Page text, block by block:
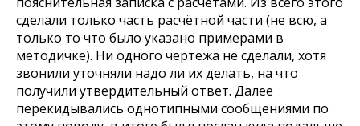
сделали только часть расчётной части (не всю, а
только то что было указано примерами в
методичке). Ни одного чертежа не сделали, хотя
звонили уточняли надо ли их делать, на что
получили утвердительный ответ. Далее
перекидывались однотипными сообщениями по